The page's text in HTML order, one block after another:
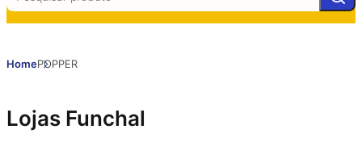
HomePOPPER
Lojas Funchal